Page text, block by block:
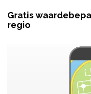
Gratis
regio